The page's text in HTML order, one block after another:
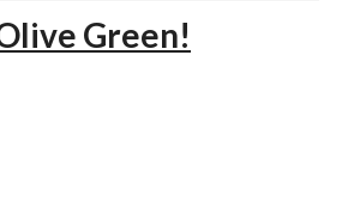
Green!